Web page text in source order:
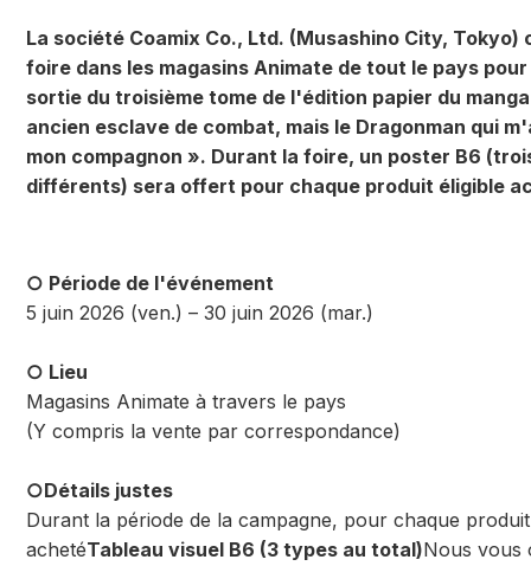
La société Coamix Co., Ltd. (Musashino City, Tokyo)
foire dans les magasins Animate de tout le pays
sortie du troisième tome de l'édition papier du
ancien esclave de combat, mais le Dragonman qui
mon compagnon ». Durant la foire, un poster B6
différents) sera offert pour chaque produit éligible
○ Période de l'événement
5 juin 2026 (ven.) – 30 juin 2026 (mar.)
○ Lieu
Magasins Animate à travers le pays
(Y compris la vente par correspondance)
○Détails justes
Durant la période de la campagne, pour chaque
achetéTableau visuel B6 (3 types au total)Nous vous